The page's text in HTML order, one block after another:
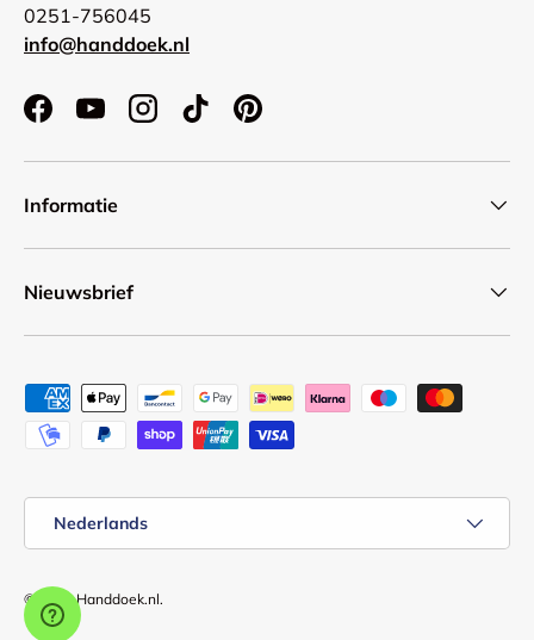
0251-756045
info@handdoek.nl
FacebookYouTubeInstagramTikTokPinterest
Informatie
Nieuwsbrief
Geaccepteerde betaalmethoden
Nederlands
© 2026Handdoek.nl.